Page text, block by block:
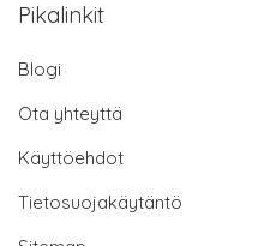
Pikalinkit
Blogi
Ota yhteyttä
Käyttöehdot
Tietosuojakäytäntö